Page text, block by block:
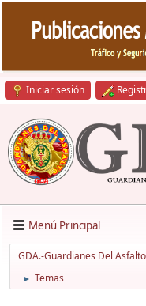
Iniciar sesión
Menú Principal
GDA.-Guardianes Del Asfalto
► Temas